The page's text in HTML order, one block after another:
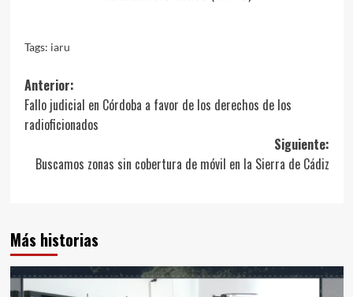
Tags: iaru
Anterior:
Fallo judicial en Córdoba a favor de los derechos de los
radioficionados
Siguiente:
Buscamos zonas sin cobertura de móvil en la Sierra de Cádiz
Más historias